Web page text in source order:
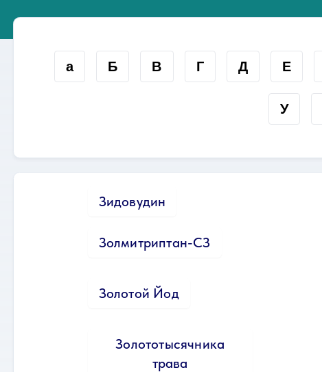
а Б В Г Д Е
У
Зидовудин
Золмитриптан-СЗ
Золотой Йод
Золототысячника
трава